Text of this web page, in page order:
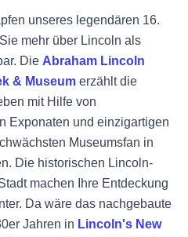
unseres legendären 16.
mehr über Lincoln als
Die Abraham Lincoln
& Museum erzählt die
mit Hilfe von
Exponaten und einzigartigen
Museumsfan in
Die historischen Lincoln-
machen Ihre Entdeckung
Da wäre das nachgebaute
Jahren in Lincoln's New